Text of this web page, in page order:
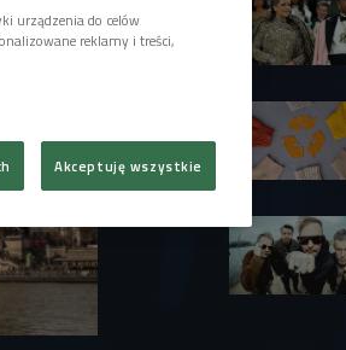
urządzenia do celów
reklamy i treści,
Akceptuję wszystkie